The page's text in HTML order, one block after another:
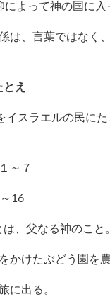
よって神の国に入
は、言葉ではなく
え
イスラエルの民に
～７
16
、父なる神のこと
かけたぶどう園を
に出る。